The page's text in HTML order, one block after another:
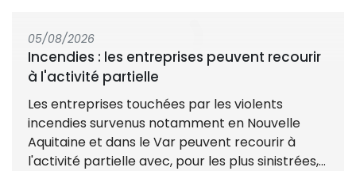
Incendies : les entreprises peuvent recourir
à l'activité partielle
05/08/2026
Les entreprises touchées par les violents
incendies survenus notamment en Nouvelle
Aquitaine et dans le Var peuvent recourir à
l'activité partielle avec, pour les plus sinistrées,